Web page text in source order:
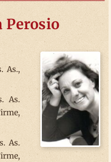
Perosio
As.,
As.
As.